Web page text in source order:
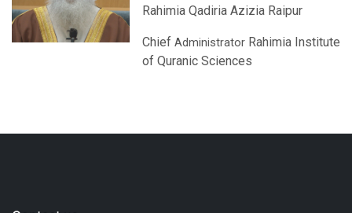
Rahimia Qadiria Azizia Raipur
Chief Administrator Rahimia Institute
of Quranic Sciences